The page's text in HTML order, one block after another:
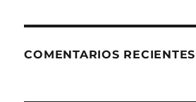
COMENTARIOS RECIENTES